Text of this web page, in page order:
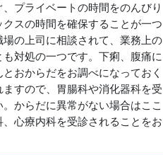
プライベートの時間をのんびり
スの時間を確保することが一つ
の上司に相談されて、業務上の
対処の一つです。下痢、腹痛に
おからだをお調べになっておく
すので、胃腸科や消化器科を受
からだに異常がない場合はここ
心療内科を受診されることをお